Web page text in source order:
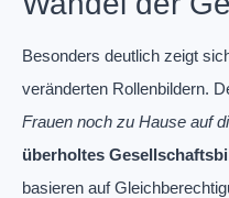
Besonders deutlich zeigt
veränderten Rollenbildern.
Frauen noch zu Hause auf
überholtes
basieren auf